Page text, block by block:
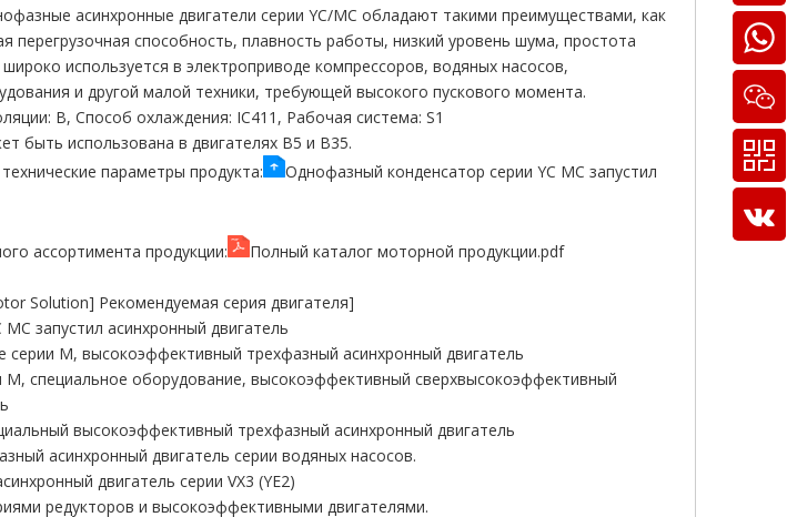
асинхронные двигатели серии YC/MC обладают такими преимуществами, как
способность, плавность работы, низкий уровень шума, простота
используется в электроприводе компрессоров, водяных насосов,
и другой малой техники, требующей высокого пускового момента.
B, Способ охлаждения: IC411, Рабочая система: S1
быть использована в двигателях B5 и B35.
параметры продукта:
Однофазный конденсатор серии YC MC запустил
ассортимента продукции: Полный каталог моторной продукции.pdf
Solution] Рекомендуемая серия двигателя]
запустил асинхронный двигатель
серии M, высокоэффективный трехфазный асинхронный двигатель
M, специальное оборудование, высокоэффективный сверхвысокоэффективный
высокоэффективный трехфазный асинхронный двигатель
асинхронный двигатель серии водяных насосов.
двигатель серии VX3 (YE2)
редукторов и высокоэффективными двигателями.